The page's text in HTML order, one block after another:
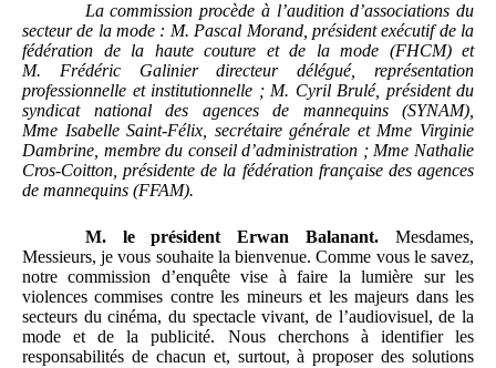
La commission procède à l’audition d’associations du
secteur de la mode : M. Pascal Morand, président exécutif de la
fédération de la haute couture et de la mode (FHCM) et
M.
Frédéric Galinier directeur délégué, représentation
professionnelle et institutionnelle ; M. Cyril Brulé, président du
syndicat national des agences de mannequins (SYNAM),
Mme Isabelle Saint-Félix, secrétaire générale et Mme Virginie
Dambrine, membre du conseil d’administration ; Mme Nathalie
Cros-Coitton, présidente de la fédération française des agences
de mannequins (FFAM).
M. le président Erwan Balanant. Mesdames,
Messieurs, je vous souhaite la bienvenue. Comme vous le savez,
notre commission d’enquête vise à faire la lumière sur les
violences commises contre les mineurs et les majeurs dans les
secteurs du cinéma, du spectacle vivant, de l’audiovisuel, de la
mode et de la publicité. Nous cherchons à identifier les
responsabilités de chacun et, surtout, à proposer des solutions